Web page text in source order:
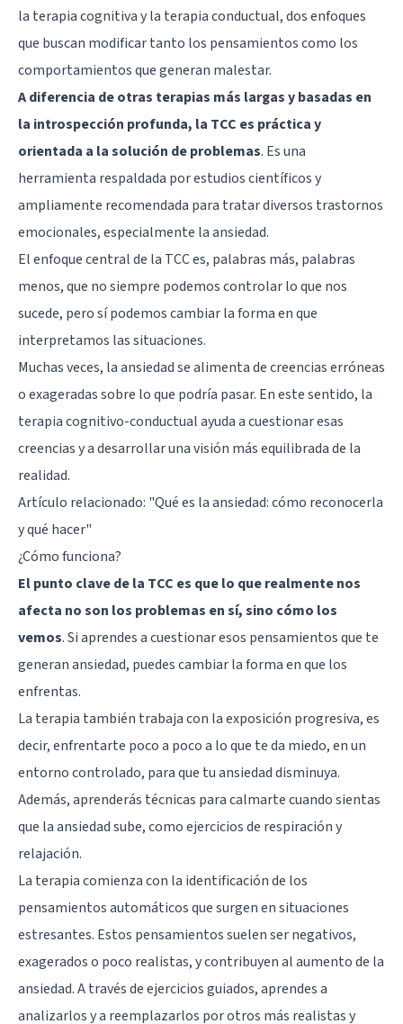
la terapia cognitiva y la terapia conductual, dos enfoques
que buscan modificar tanto los pensamientos como los
comportamientos que generan malestar.
A diferencia de otras terapias más largas y basadas en
la introspección profunda, la TCC es práctica y
orientada a la solución de problemas. Es una
herramienta respaldada por estudios científicos y
ampliamente recomendada para tratar diversos trastornos
emocionales, especialmente la ansiedad.
El enfoque central de la TCC es, palabras más, palabras
menos, que no siempre podemos controlar lo que nos
sucede, pero sí podemos cambiar la forma en que
interpretamos las situaciones.
Muchas veces, la ansiedad se alimenta de creencias erróneas
o exageradas sobre lo que podría pasar. En este sentido, la
terapia cognitivo-conductual ayuda a cuestionar esas
creencias y a desarrollar una visión más equilibrada de la
realidad.
Artículo relacionado: "Qué es la ansiedad: cómo reconocerla
y qué hacer"
¿Cómo funciona?
El punto clave de la TCC es que lo que realmente nos
afecta no son los problemas en sí, sino cómo los
vemos. Si aprendes a cuestionar esos pensamientos que te
generan ansiedad, puedes cambiar la forma en que los
enfrentas.
La terapia también trabaja con la exposición progresiva, es
decir, enfrentarte poco a poco a lo que te da miedo, en un
entorno controlado, para que tu ansiedad disminuya.
Además, aprenderás técnicas para calmarte cuando sientas
que la ansiedad sube, como ejercicios de respiración y
relajación.
La terapia comienza con la identificación de los
pensamientos automáticos que surgen en situaciones
estresantes. Estos pensamientos suelen ser negativos,
exagerados o poco realistas, y contribuyen al aumento de la
ansiedad. A través de ejercicios guiados, aprendes a
analizarlos y a reemplazarlos por otros más realistas y